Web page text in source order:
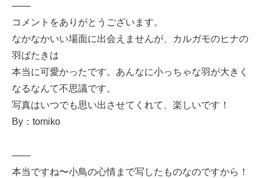
——
コメントをありがとうございます。
なかなかいい場面に出会えませんが、カルガモのヒナの
羽ばたきは
本当に可愛かったです。あんなに小っちゃな羽が大きく
なるなんて不思議です。
写真はいつでも思い出させてくれて、楽しいです！
By：tomiko
——
本当ですね〜小鳥の心情まで写したものなのですから！